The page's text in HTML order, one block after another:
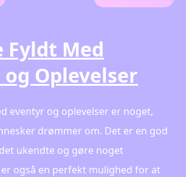
Fyldt Med
Oplevelser
eventyr og oplevelser er noget,
drømmer om. Det er en god
ukendte og gøre noget
også en perfekt mulighed for at